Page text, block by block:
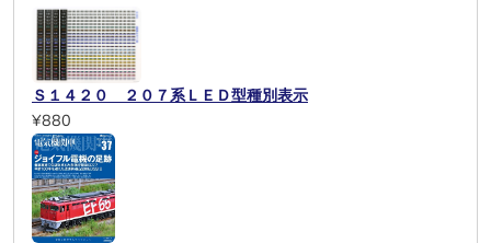
Ｓ１４２０ ２０７系ＬＥＤ型種別表示
¥880